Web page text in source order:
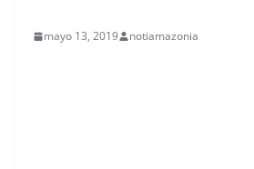
mayo 13, 2019 notiamazonia